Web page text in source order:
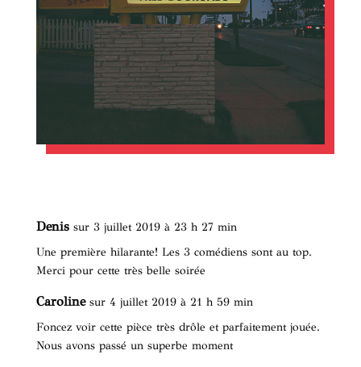
Denis sur 3 juillet 2019 à 23 h 27 min
Une première hilarante! Les 3 comédiens sont au top.
Merci pour cette très belle soirée
Caroline sur 4 juillet 2019 à 21 h 59 min
Foncez voir cette pièce très drôle et parfaitement jouée.
Nous avons passé un superbe moment